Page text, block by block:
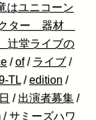
はユニコーン
ター 器材
辻堂ライブの
/of / ライブ /
TL /edition /
/ 出演者募集 /
/サミーズハワ